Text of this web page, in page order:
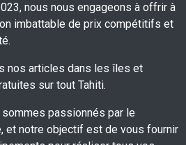
nous nous engageons à offrir à
imbattable de prix compétitifs et
nos articles dans les îles et
sur tout Tahiti.
sommes passionnés par le
et notre objectif est de vous fournir